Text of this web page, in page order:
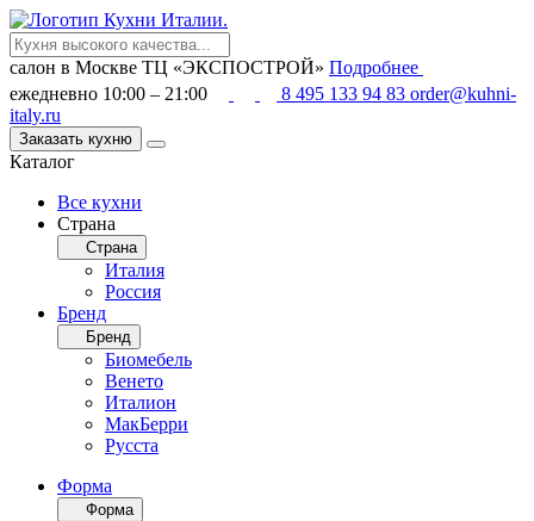
салон в Москве ТЦ «ЭКСПОСТРОЙ» Подробнее
ежедневно 10:00 – 21:00
8 495 133 94 83 order@kuhni-
italy.ru
Заказать кухню
Каталог
Все кухни
Страна
Страна
Италия
Россия
Бренд
Бренд
Биомебель
Венето
Италион
МакБерри
Русста
Форма
Форма